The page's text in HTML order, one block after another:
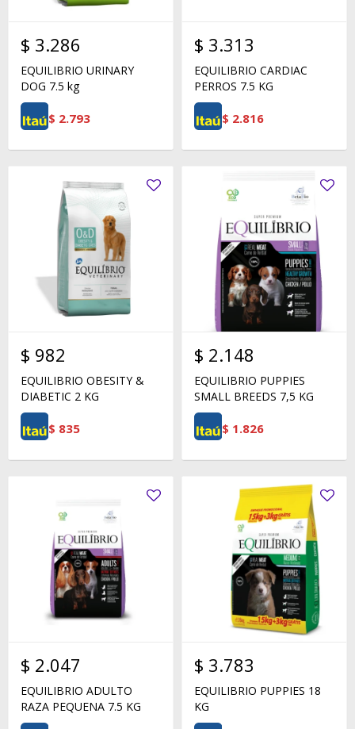
$ 3.286
EQUILIBRIO URINARY
DOG 7.5 kg
$ 2.793
$ 3.313
EQUILIBRIO CARDIAC
PERROS 7.5 KG
$ 2.816
$ 982
EQUILIBRIO OBESITY &
DIABETIC 2 KG
$ 835
$ 2.148
EQUILIBRIO PUPPIES
SMALL BREEDS 7,5 KG
$ 1.826
$ 2.047
EQUILIBRIO ADULTO
RAZA PEQUENA 7.5 KG
$ 3.783
EQUILIBRIO PUPPIES 18
KG